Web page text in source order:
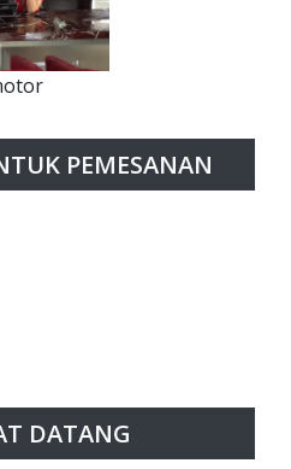
PEMESANAN
DATANG